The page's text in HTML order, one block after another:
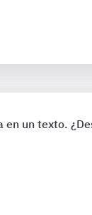
un texto.